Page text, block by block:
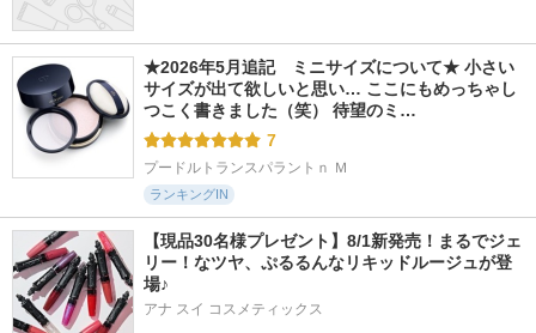
★2026年5月追記　ミニサイズについて★ 小さい
サイズが出て欲しいと思い… ここにもめっちゃし
つこく書きました（笑） 待望のミ…
7
プードルトランスパラントｎ Ｍ
ランキングIN
【現品30名様プレゼント】8/1新発売！まるでジェ
リー！なツヤ、ぷるるんなリキッドルージュが登
場♪
アナ スイ コスメティックス